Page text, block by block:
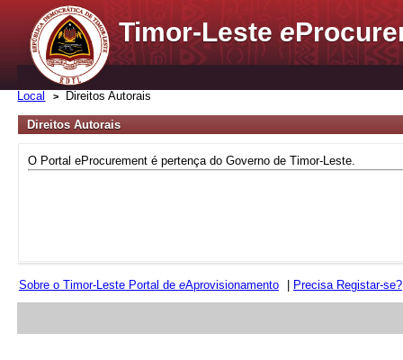
Timor-Lestee
Local Direitos Autorais
Direitos Autorais
O Portal eProcurement é pertença do Governo de Timor-Leste.
Sobre o Timor-Leste Portal de eAprovisionamento Precisa Registar-se?